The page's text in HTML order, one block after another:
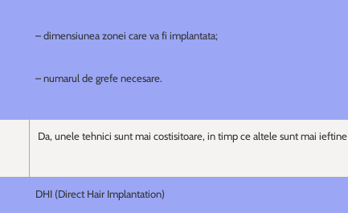
– dimensiunea zonei care va fi implantata;
– numarul de grefe necesare.
Da, unele tehnici sunt mai costisitoare, in timp ce altele sunt mai ieftine
DHI (Direct Hair Implantation)